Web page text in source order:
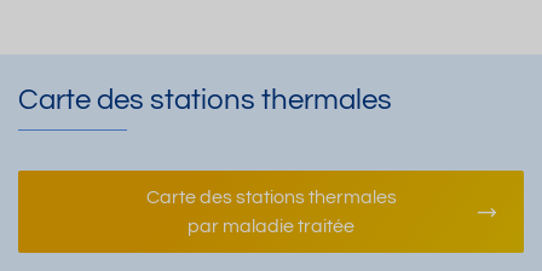
Carte des stations thermales
Carte des stations thermales
par maladie traitée